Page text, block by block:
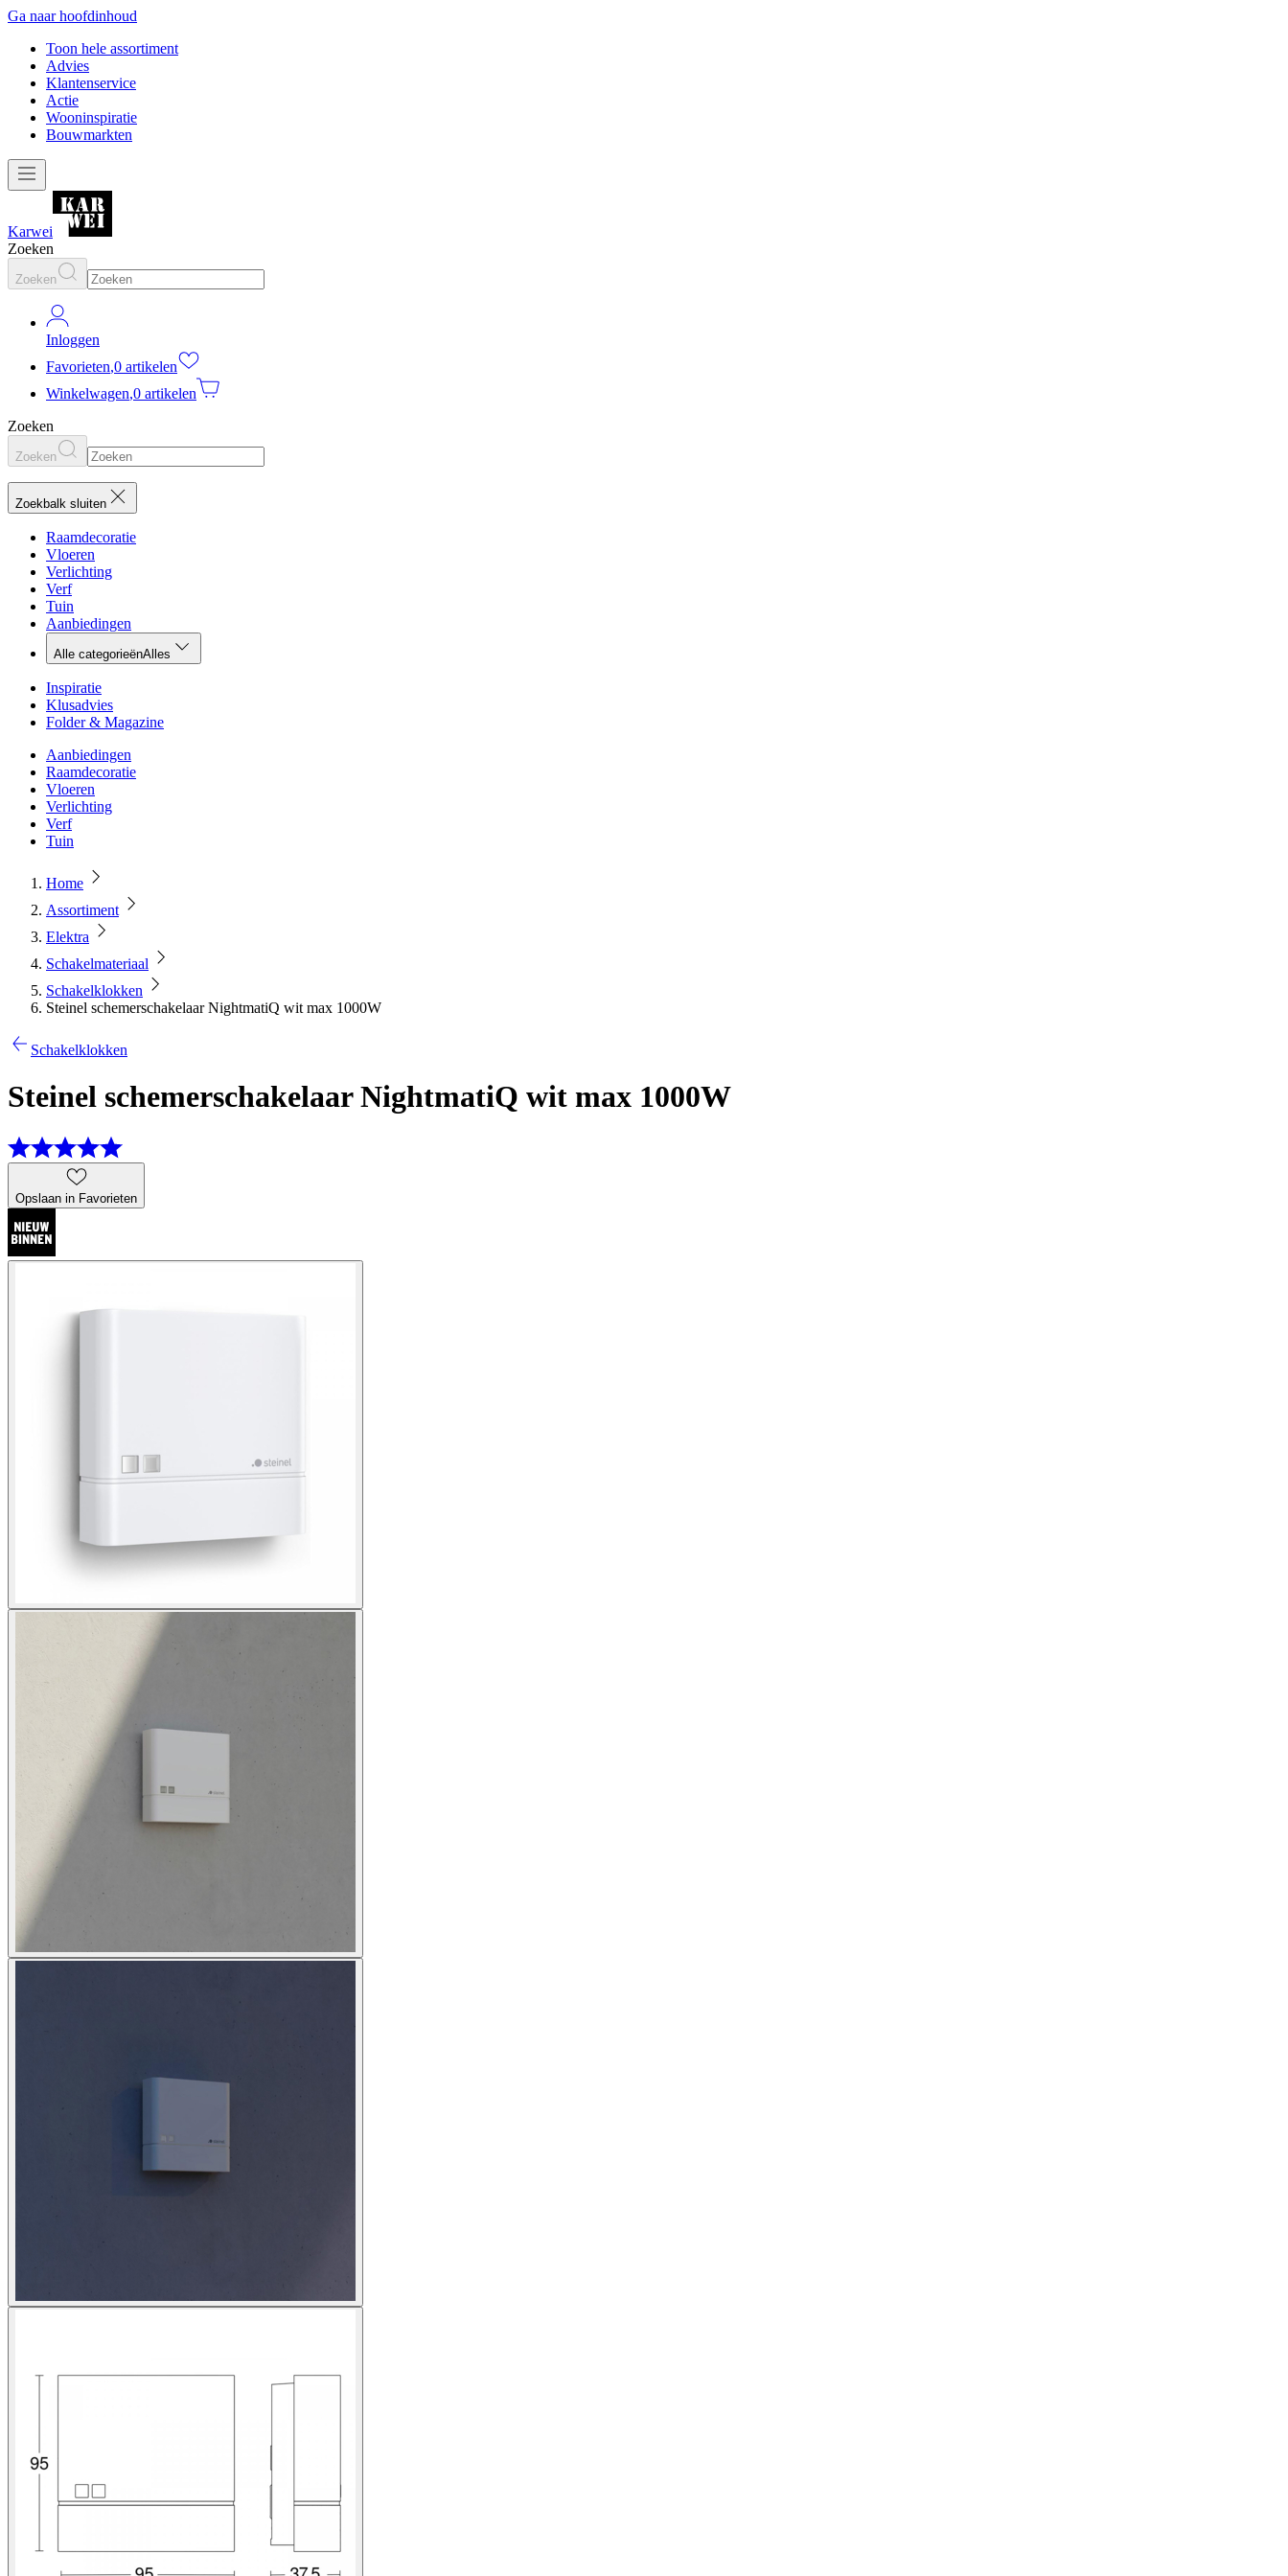
Ga naar hoofdinhoud
Toon hele assortiment
Advies
Klantenservice
Actie
Wooninspiratie
Bouwmarkten
Karwei
Zoeken
Zoeken
Inloggen
Favorieten,0 artikelen
Winkelwagen,0 artikelen
Zoeken
Zoeken
Zoekbalk sluiten
Raamdecoratie
Vloeren
Verlichting
Verf
Tuin
Aanbiedingen
Alle categorieënAlles
Inspiratie
Klusadvies
Folder & Magazine
Aanbiedingen
Raamdecoratie
Vloeren
Verlichting
Verf
Tuin
Home
Assortiment
Elektra
Schakelmateriaal
Schakelklokken
Steinel schemerschakelaar NightmatiQ wit max 1000W
Schakelklokken
Steinel schemerschakelaar NightmatiQ wit max 1000W
Opslaan in Favorieten